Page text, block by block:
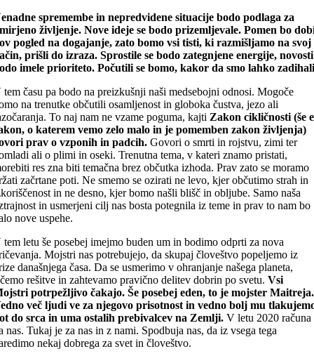
spremembe in nepredvidene situacije bodo podlaga za
življenje. Nove ideje se bodo prizemljevale. Pomen bo
pogled na dogajanje, zato bomo vsi tisti, ki razmišljamo na svoj
prišli do izraza. Sprostile se bodo zategnjene energije, novosti
imele prioriteto. Počutili se bomo, kakor da smo lahko
tem času pa bodo na preizkušnji naši medsebojni odnosi. Mogoče
na trenutke občutili osamljenost in globoka čustva, jezo ali
To naj nam ne vzame poguma, kajti Zakon cikličnosti (še
o katerem vemo zelo malo in je pomemben zakon življenja)
prav o vzponih in padcih. Govori o smrti in rojstvu, zimi ter
ali o plimi in oseki. Trenutna tema, v kateri znamo pristati,
res zna biti temačna brez občutka izhoda. Prav zato se moramo
začrtane poti. Ne smemo se ozirati ne levo, kjer občutimo strah in
in ne desno, kjer bomo našli blišč in obljube. Samo naša
in usmerjeni cilj nas bosta potegnila iz teme in prav to nam bo
nove uspehe.
tem letu še posebej imejmo buden um in bodimo odprti za nova
Mojstri nas potrebujejo, da skupaj človeštvo popeljemo iz
današnjega časa. Da se usmerimo v ohranjanje našega planeta,
rešitve in zahtevamo pravično delitev dobrin po svetu.Vsi
potrpežljivo čakajo. Še posebej eden, to je mojster Maitreja.
več ljudi ve za njegovo prisotnost in vedno bolj mu
do srca in uma ostalih prebivalcev na Zemlji. V letu 2020 računa
nas. Tukaj je za nas in z nami. Spodbuja nas, da iz vsega tega
nekaj dobrega za svet in človeštvo.